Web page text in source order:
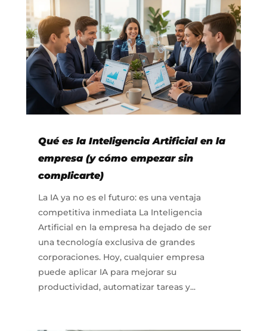
Qué es la Inteligencia Artificial en la
empresa (y cómo empezar sin
complicarte)
La IA ya no es el futuro: es una ventaja
competitiva inmediata La Inteligencia
Artificial en la empresa ha dejado de ser
una tecnología exclusiva de grandes
corporaciones. Hoy, cualquier empresa
puede aplicar IA para mejorar su
productividad, automatizar tareas y...